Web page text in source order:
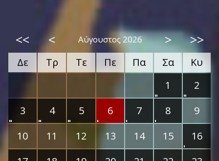
<< < Αύγουστος 2026 > >>
Δε Τρ Τε Πε Πα Σα
Κυ
1
2
3
4 5 6 7 8
9
10
11 12 13 14 15
16